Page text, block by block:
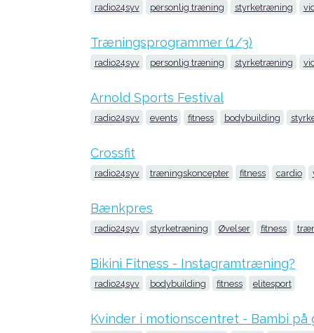
radio24syv personlig træning styrketræning
Træningsprogrammer (1/3)
radio24syv personlig træning styrketræning
Arnold Sports Festival
radio24syv events fitness bodybuilding
Crossfit
radio24syv træningskoncepter fitness cardio
Bænkpres
radio24syv styrketræning Øvelser fitness
Bikini Fitness - Instagramtræning?
radio24syv bodybuilding fitness elitesport
Kvinder i motionscentret - Bambi på